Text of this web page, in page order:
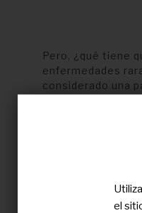
Pero, ¿qué tiene
enfermedades
considerado una
paragangliomas
el